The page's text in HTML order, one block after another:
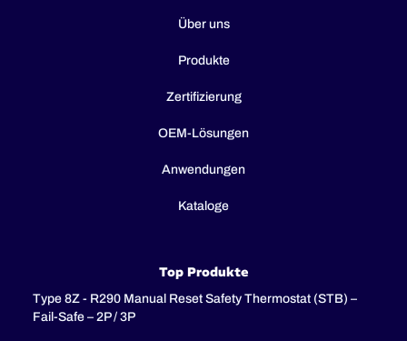
Über uns
Produkte
Zertifizierung
OEM-Lösungen
Anwendungen
Kataloge
Top Produkte
Type 8Z - R290 Manual Reset Safety Thermostat (STB) –
Fail-Safe – 2P / 3P